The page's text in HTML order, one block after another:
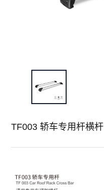
TF003 轿车专用杆横杆